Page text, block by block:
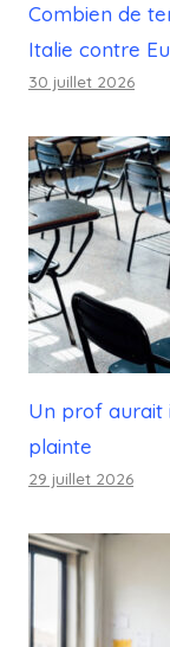
Combien de
Italie contre
30 juillet 2026
Un prof aurait
plainte
29 juillet 2026